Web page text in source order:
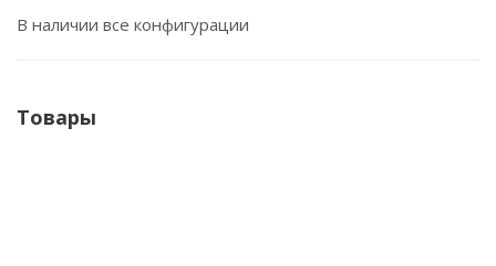
В наличии все конфигурации
Товары